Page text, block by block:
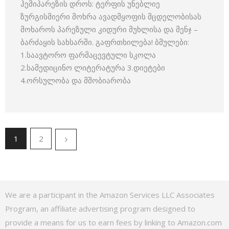
ჰემიპარეზის დროს: ტერფის უნებლიე
ზურგისმიერი მოხრა ავადმყოფის მცდელობისას
მოხაროს პარეზული კიდური მუხლისა და მენჯ –
ბარძაყის სახსარში. გაფრთხილება! ბმულები:
1.საავტორო ფარმაცევტული სკოლა
2.სამედიცინო ლიტერატურა 3.დიეტები
4.ორსულობა და მშობიარობა
1 2
We are a participant in the Amazon Services LLC Associates
Program, an affiliate advertising program designed to
provide a means for us to earn fees by linking to Amazon.com